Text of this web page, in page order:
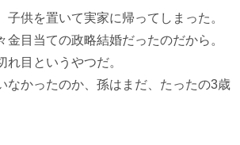
子供を置いて実家に帰ってしまった。
金目当ての政略結婚だったのだから。
れ目というやつだ。
なかったのか、孫はまだ、たったの3歳